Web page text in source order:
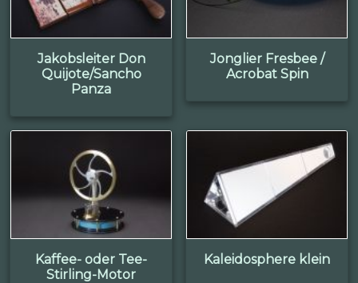
Jakobsleiter Don
Quijote/Sancho
Panza
Jonglier Fresbee /
Acrobat Spin
Kaffee- oder Tee-
Stirling-Motor
Kaleidosphere klein